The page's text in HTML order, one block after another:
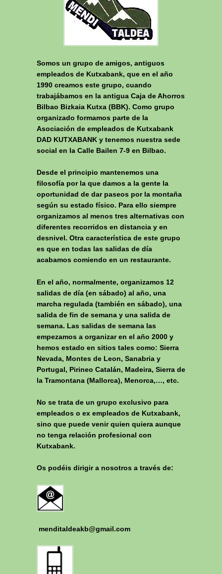
Somos un grupo de amigos, antiguos
empleados de Kutxabank, que en el año
1990 creamos este grupo, cuando
trabajábamos en la antigua Caja de Ahorros
Bilbao Bizkaia Kutxa (BBK). Como grupo
organizado formamos parte de la
Asociación de empleados de Kutxabank
DAD KUTXABANK y tenemos nuestra sede
social en la Calle Bailen 7-9 en Bilbao.
Desde el principio mantenemos una
filosofía por la que damos a la gente la
oportunidad de dar paseos por la montaña
según su estado físico. Para ello siempre
organizamos al menos tres alternativas con
diferentes recorridos en distancia y en
desnivel. Otra característica de este grupo
es que en todas las salidas de día
acabamos comiendo en un restaurante.
En el año, normalmente, organizamos 12
salidas de día (en sábado) al año, una
marcha regulada (también en sábado), una
salida de fin de semana y una salida de
semana. Las salidas de semana las
empezamos a organizar en el año 2000 y
hemos estado en sitios tales como: Sierra
Nevada, Montes de Leon, Sanabria y
Portugal, Pirineo Catalán, Madeira, Sierra de
la Tramontana (Mallorca), Menorca,…, etc.
No se trata de un grupo exclusivo para
empleados o ex empleados de Kutxabank,
sino que puede venir quien quiera aunque
no tenga relación profesional con
Kutxabank.
Os podéis dirigir a nosotros a través de:
menditaldeakb@gmail.com